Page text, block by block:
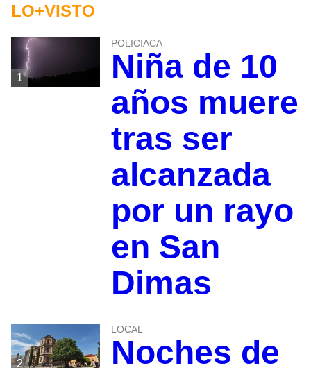
LO+VISTO
1
POLICIACA
Niña de 10
años muere
tras ser
alcanzada
por un rayo
en San
Dimas
2
LOCAL
Noches de